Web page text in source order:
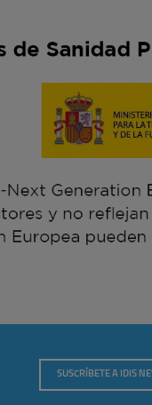
SUSCRÍBETE A IDIS